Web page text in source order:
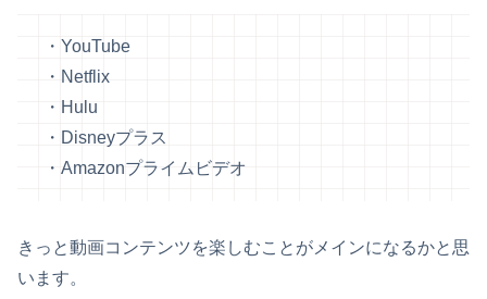
・YouTube
・Netflix
・Hulu
・Disneyプラス
・Amazonプライムビデオ
きっと動画コンテンツを楽しむことがメインになるかと思
います。